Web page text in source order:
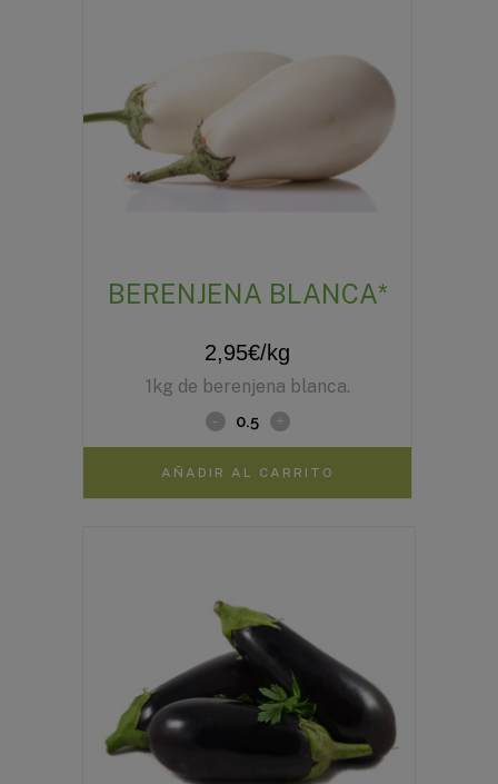
AÑADIR AL CARRITO
BERENJENA BLANCA*
2,95€/kg
1kg de berenjena blanca.